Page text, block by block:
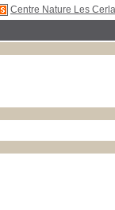
Centre Nature Les